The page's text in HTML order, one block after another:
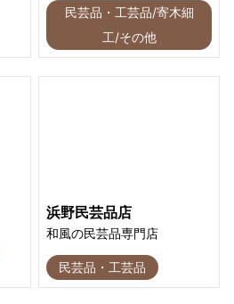
民芸品・工芸品/寄木細
工/その他
浜野民芸品店
和風の民芸品専門店
民芸品・工芸品